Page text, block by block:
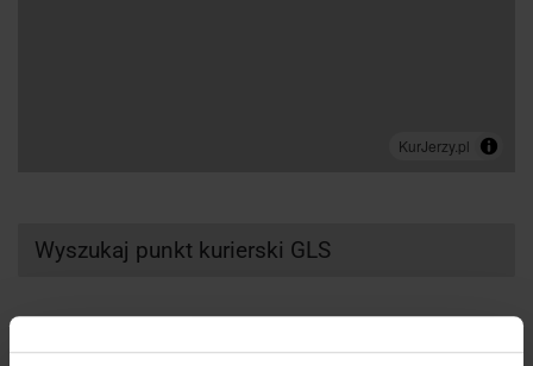
Wyszukaj punkt kurierski GLS